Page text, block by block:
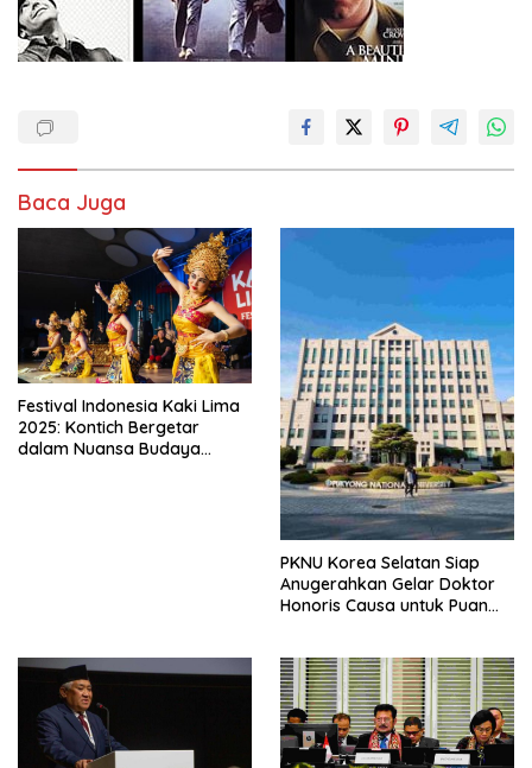
Baca Juga
Festival Indonesia Kaki Lima
2025: Kontich Bergetar
dalam Nuansa Budaya
PKNU Korea Selatan Siap
Anugerahkan Gelar Doktor
Honoris Causa untuk Puan